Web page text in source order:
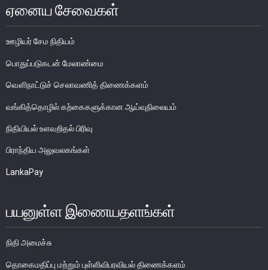
பொதுநோக்கு
முக்கிய தொழிற்பாடுகள்
வங்கித்தொழில் துறை
வங்கியல்லா நிதியியல் மற்றும் குத்தகைக் கம்பனிகள் துறை
முதனிலை வணிகர்கள்
பேரண்ட முன்மதியுடைய கண்காணிப்பு
நிலைபெறத்தக்க நிதி
தீர்மானம்
நிதியியல் வசதிக்குட்படுத்தல்
நிதியியல் சந்தைகள்
பொதுநோக்கு
ஏனைய சேவைகள்
ஊழியர் சேம நிதியம்
பொதுப்படுகடன் மேலாண்மை
வௌிநாட்டுச் செலாவணித் திணைக்களம்
வங்கித்தொழில் கற்கைகளுக்கான ஆய்வுநிலையம்
நிதியியல் உளவறிதல் பிரிவு
பிராந்திய அலுவலகங்கள்
LankaPay
பயனுள்ள இணையதளங்கள்
நிதி அமைச்சு
தொகைமதிப்பு மற்றும் புள்ளிவிபரவியல் திணைக்களம்